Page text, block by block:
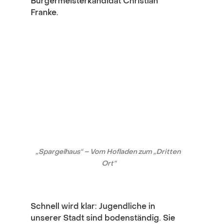
Franke.
„Spargelhaus“ – Vom Hofladen zum „Dritten
Ort“
Schnell wird klar: Jugendliche in
unserer Stadt sind bodenständig. Sie